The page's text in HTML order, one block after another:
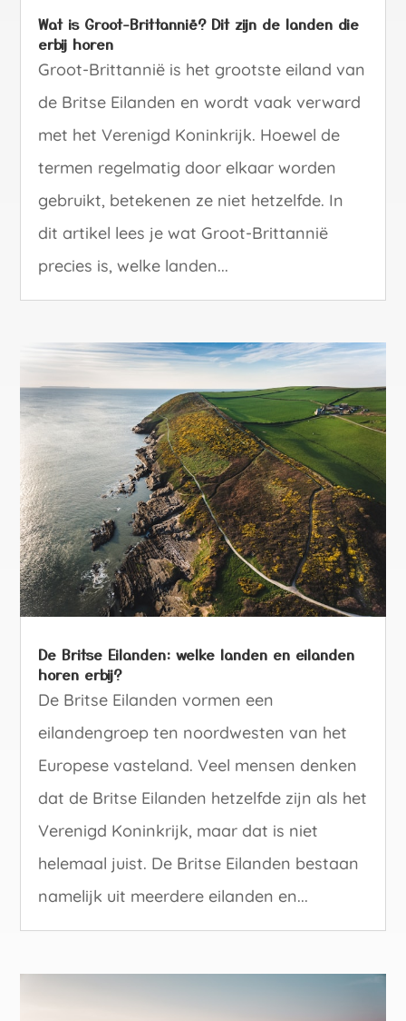
Wat is Groot-Brittannië? Dit zijn de landen die
erbij horen
Groot-Brittannië is het grootste eiland van
de Britse Eilanden en wordt vaak verward
met het Verenigd Koninkrijk. Hoewel de
termen regelmatig door elkaar worden
gebruikt, betekenen ze niet hetzelfde. In
dit artikel lees je wat Groot-Brittannië
precies is, welke landen...
De Britse Eilanden: welke landen en eilanden
horen erbij?
De Britse Eilanden vormen een
eilandengroep ten noordwesten van het
Europese vasteland. Veel mensen denken
dat de Britse Eilanden hetzelfde zijn als het
Verenigd Koninkrijk, maar dat is niet
helemaal juist. De Britse Eilanden bestaan
namelijk uit meerdere eilanden en...